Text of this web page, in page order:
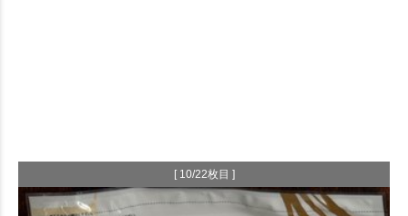
[ 10/22枚目 ]